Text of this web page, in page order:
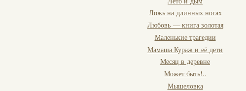
Ложь на длинных ногах
Любовь — книга золотая
Маленькие трагедии
Мамаша Кураж и её дети
Месяц в деревне
Может быть!..
Мышеловка